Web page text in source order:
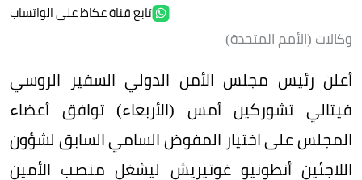
تابع قناة عكاظ على الواتساب
وكالات (الأمم المتحدة)
أعلن رئيس مجلس الأمن الدولي السفير الروسي
فيتالي تشوركين أمس (الأربعاء) توافق أعضاء
المجلس على اختيار المفوض السامي السابق لشؤون
اللاجئين أنطونيو غوتيريش ليشغل منصب الأمين